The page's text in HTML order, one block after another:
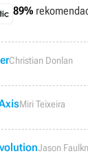
89%
Christian Donlan
Miri Teixeira
Jason